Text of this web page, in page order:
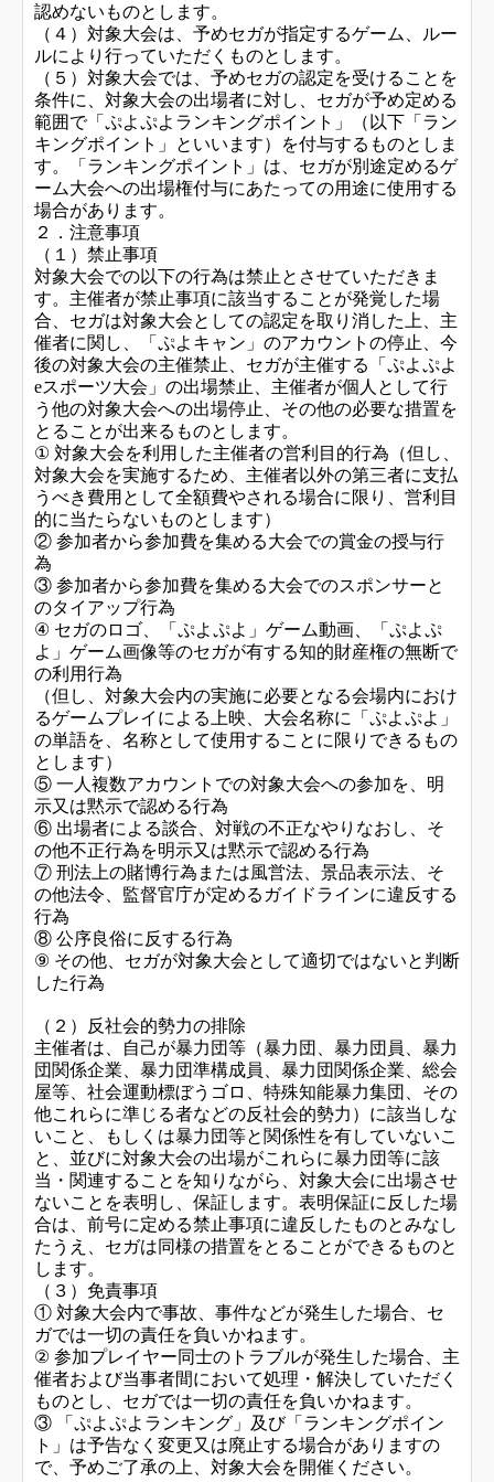
認めないものとします。
（４）対象大会は、予めセガが指定するゲーム、ルー
ルにより行っていただくものとします。
（５）対象大会では、予めセガの認定を受けることを
条件に、対象大会の出場者に対し、セガが予め定める
範囲で「ぷよぷよランキングポイント」（以下「ラン
キングポイント」といいます）を付与するものとしま
す。「ランキングポイント」は、セガが別途定めるゲ
ーム大会への出場権付与にあたっての用途に使用する
場合があります。
２．注意事項
（１）禁止事項
対象大会での以下の行為は禁止とさせていただきま
す。主催者が禁止事項に該当することが発覚した場
合、セガは対象大会としての認定を取り消した上、主
催者に関し、「ぷよキャン」のアカウントの停止、今
後の対象大会の主催禁止、セガが主催する「ぷよぷよ
eスポーツ大会」の出場禁止、主催者が個人として行
う他の対象大会への出場停止、その他の必要な措置を
とることが出来るものとします。
① 対象大会を利用した主催者の営利目的行為（但し、
対象大会を実施するため、主催者以外の第三者に支払
うべき費用として全額費やされる場合に限り、営利目
的に当たらないものとします）
② 参加者から参加費を集める大会での賞金の授与行
為
③ 参加者から参加費を集める大会でのスポンサーと
のタイアップ行為
④ セガのロゴ、「ぷよぷよ」ゲーム動画、「ぷよぷ
よ」ゲーム画像等のセガが有する知的財産権の無断で
の利用行為
（但し、対象大会内の実施に必要となる会場内におけ
るゲームプレイによる上映、大会名称に「ぷよぷよ」
の単語を、名称として使用することに限りできるもの
とします）
⑤ 一人複数アカウントでの対象大会への参加を、明
示又は黙示で認める行為
⑥ 出場者による談合、対戦の不正なやりなおし、そ
の他不正行為を明示又は黙示で認める行為
⑦ 刑法上の賭博行為または風営法、景品表示法、そ
の他法令、監督官庁が定めるガイドラインに違反する
行為
⑧ 公序良俗に反する行為
⑨ その他、セガが対象大会として適切ではないと判断
した行為
（２）反社会的勢力の排除
主催者は、自己が暴力団等（暴力団、暴力団員、暴力
団関係企業、暴力団準構成員、暴力団関係企業、総会
屋等、社会運動標ぼうゴロ、特殊知能暴力集団、その
他これらに準じる者などの反社会的勢力）に該当しな
いこと、もしくは暴力団等と関係性を有していないこ
と、並びに対象大会の出場がこれらに暴力団等に該
当・関連することを知りながら、対象大会に出場させ
ないことを表明し、保証します。表明保証に反した場
合は、前号に定める禁止事項に違反したものとみなし
たうえ、セガは同様の措置をとることができるものと
します。
（３）免責事項
① 対象大会内で事故、事件などが発生した場合、セ
ガでは一切の責任を負いかねます。
② 参加プレイヤー同士のトラブルが発生した場合、主
催者および当事者間において処理・解決していただく
ものとし、セガでは一切の責任を負いかねます。
③ 「ぷよぷよランキング」及び「ランキングポイン
ト」は予告なく変更又は廃止する場合がありますの
で、予めご了承の上、対象大会を開催ください。